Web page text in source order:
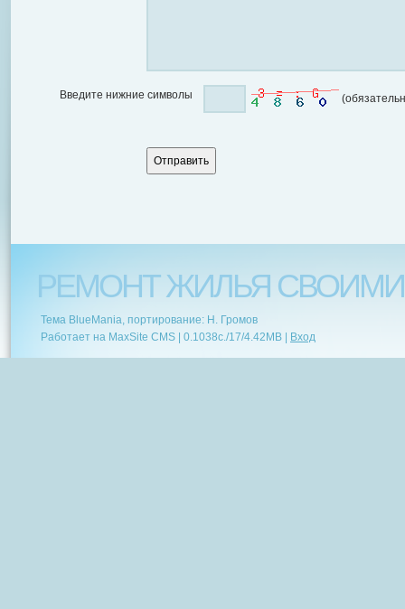
Введите нижние символы
РЕМОНТ ЖИЛЬЯ
Тема BlueMania, портирование: Н. Громов
Работает на MaxSite CMS | 0.1038c./17/4.42MB Вход